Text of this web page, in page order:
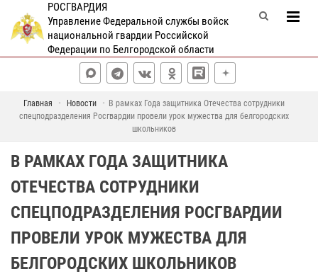
РОСГВАРДИЯ
Управление Федеральной службы войск
национальной гвардии Российской
Федерации по Белгородской области
Главная Новости
В рамках Года защитника Отечества сотрудники
спецподразделения Росгвардии провели урок мужества для белгородских
школьников
В РАМКАХ ГОДА ЗАЩИТНИКА
ОТЕЧЕСТВА СОТРУДНИКИ
СПЕЦПОДРАЗДЕЛЕНИЯ РОСГВАРДИИ
ПРОВЕЛИ УРОК МУЖЕСТВА ДЛЯ
БЕЛГОРОДСКИХ ШКОЛЬНИКОВ